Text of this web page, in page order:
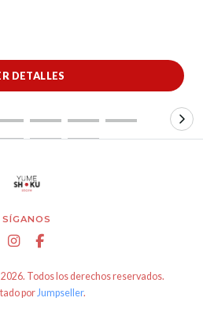
DETALLES
SÍGANOS
Todos los derechos reservados.
por Jumpseller.